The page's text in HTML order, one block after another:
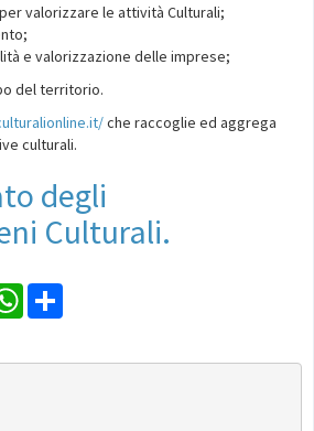
valorizzare le attività Culturali;
e valorizzazione delle imprese;
del territorio.
che raccoglie ed aggrega
culturali.
degli
Culturali.
WhatsApp